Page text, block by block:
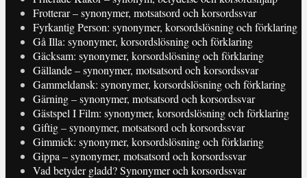
Frotterar – synonymer, motsatsord och korsordssvar
Fyrkantig Person: synonymer, korsordslösning och förklaring
Gå Illa: synonymer, korsordslösning och förklaring
Gäcksam: synonymer, korsordslösning och förklaring
Gällande – synonymer, motsatsord och korsordssvar
Gammeldansk: synonymer, korsordslösning och förklaring
Gärning – synonymer, motsatsord och korsordssvar
Gästspel I Film: synonymer, korsordslösning och förklaring
Giftig – synonymer, motsatsord och korsordssvar
Gimmick: synonymer, korsordslösning och förklaring
Gippa – synonymer, motsatsord och korsordssvar
Vad betyder gladd? Synonymer och korsordssvar